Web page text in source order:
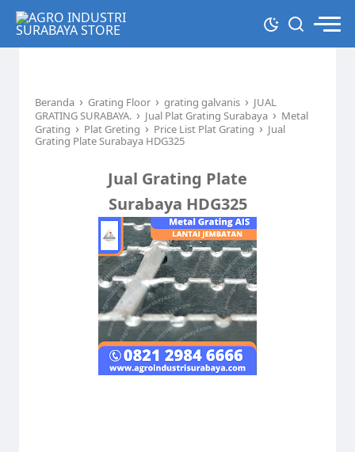
Beranda › Grating Floor › grating galvanis › JUAL
GRATING SURABAYA. › Jual Plat Grating Surabaya › Metal
Grating › Plat Greting › Price List Plat Grating › Jual
Grating Plate Surabaya HDG325
Jual Grating Plate
Surabaya HDG325